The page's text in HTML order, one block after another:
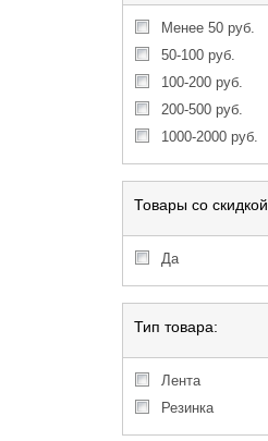
менее 50 руб.
50-100 руб.
100-200 руб.
200-500 руб.
1000-2000 руб.
Товары со скидкой
Да
Тип товара:
Лента
Резинка